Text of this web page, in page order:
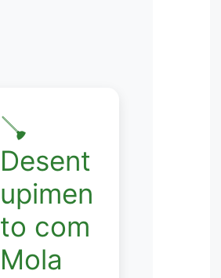
🪠
Desent
upimen
to com
Mola